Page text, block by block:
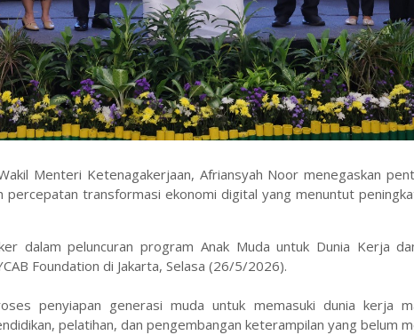
Menteri Ketenagakerjaan, Afriansyah Noor menegaskan
percepatan transformasi ekonomi digital yang menuntut
dalam peluncuran program Anak Muda untuk Dunia Kerja
Foundation di Jakarta, Selasa (26/5/2026).
penyiapan generasi muda untuk memasuki dunia kerja
pelatihan, dan pengembangan keterampilan yang belum